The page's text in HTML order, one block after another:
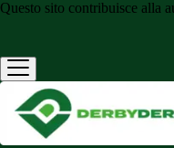
Questo sito contribuisce alla